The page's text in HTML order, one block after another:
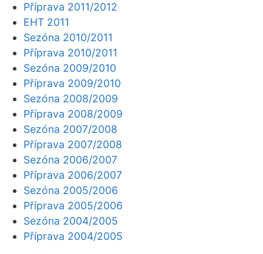
Příprava 2011/2012
EHT 2011
Sezóna 2010/2011
Příprava 2010/2011
Sezóna 2009/2010
Příprava 2009/2010
Sezóna 2008/2009
Příprava 2008/2009
Sezóna 2007/2008
Příprava 2007/2008
Sezóna 2006/2007
Příprava 2006/2007
Sezóna 2005/2006
Příprava 2005/2006
Sezóna 2004/2005
Příprava 2004/2005